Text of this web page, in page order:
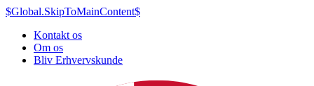
$Global.SkipToMainContent$
Kontakt os
Om os
Bliv Erhvervskunde